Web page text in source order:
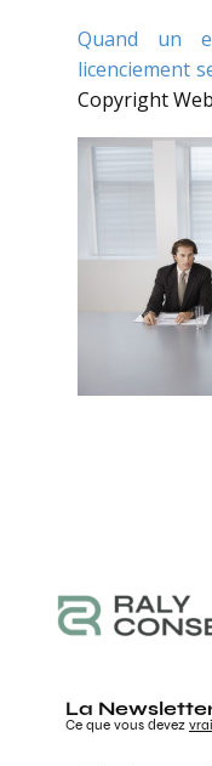
Quand un
licenciement
Copyright
La
Ce que vous devez